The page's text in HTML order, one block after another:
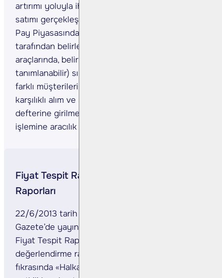
artırımı yoluyla ihraç edilecek payların alım
satımı gerçekleştirilmektedir. Özel İşlem ise
Pay Piyasasında işlem gören ve Borsa
tarafından belirlenen sermaye piyasası
araçlarında, belirlenen fiyat ve tutar (miktar da
tanımlanabilir) sınırları dahilinde, aynı veya
farklı müşterilerinden miktar ve fiyatı uyuşan
karşılıklı alım ve satım emirleri aldığında, emir
defterine girilmeden sisteme iletilmesi
işlemine aracılık edilmektedir.
Fiyat Tespit Raporlarına İlişkin Analist
Raporları
22/6/2013 tarih ve 28685 sayılı Resmi
Gazete’de yayınlanan Pay Tebliği’nin (VII-128.1)
Fiyat Tespit Raporu ile analist ve
değerlendirme raporları başlıklı 29. madde 2.
fıkrasında «Halka arzda satışa aracılık eden